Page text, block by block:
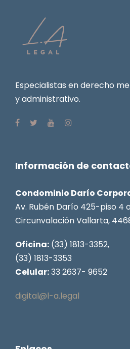
Especialistas en derecho
y administrativo.
Información de
Condominio Darío
Av. Rubén Darío 425-piso 4
Circunvalación Vallarta,
Oficina: (33) 1813-3352,
(33) 1813-3353
Celular:33 2637- 9652
digital@l-a.legal